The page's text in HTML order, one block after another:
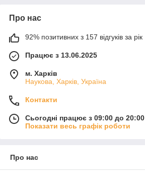
Про нас
92% позитивних з 157 відгуків за рік
Працює з 13.06.2025
м. Харків
Наукова, Харків, Україна
Контакти
Сьогодні працює з 09:00 до 20:00
Показати весь графік роботи
Про нас